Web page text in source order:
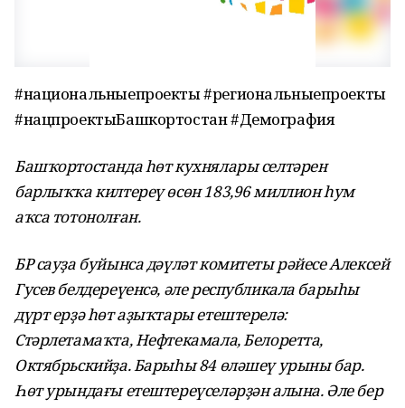
#национальныепроекты #региональныепроекты
#нацпроектыБашкортостан #Демография
Башҡортостанда һөт кухнялары селтәрен
барлыҡҡа килтереү өсөн 183,96 миллион һум
аҡса тотонолған.
БР сауҙа буйынса дәүләт комитеты рәйесе Алексей
Гусев белдереүенсә, әле республикала барыһы
дүрт ерҙә һөт аҙыҡтары етештерелә:
Стәрлетамаҡта, Нефтекамала, Белоретта,
Октябрьскийҙа. Барыһы 84 өләшеү урыны бар.
Һөт урындағы етештереүселәрҙән алына. Әле бер